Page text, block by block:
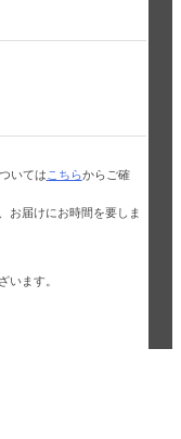
いては こちらからご確
お届けにお時間を要しま
います。